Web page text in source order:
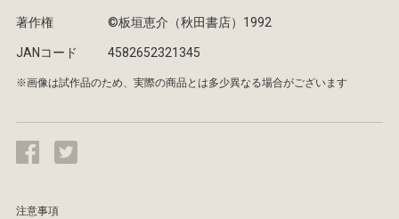
著作権 ©︎板垣恵介（秋田書店）1992
JANコード 4582652321345
※画像は試作品のため、実際の商品とは多少異なる場合がございます
注意事項